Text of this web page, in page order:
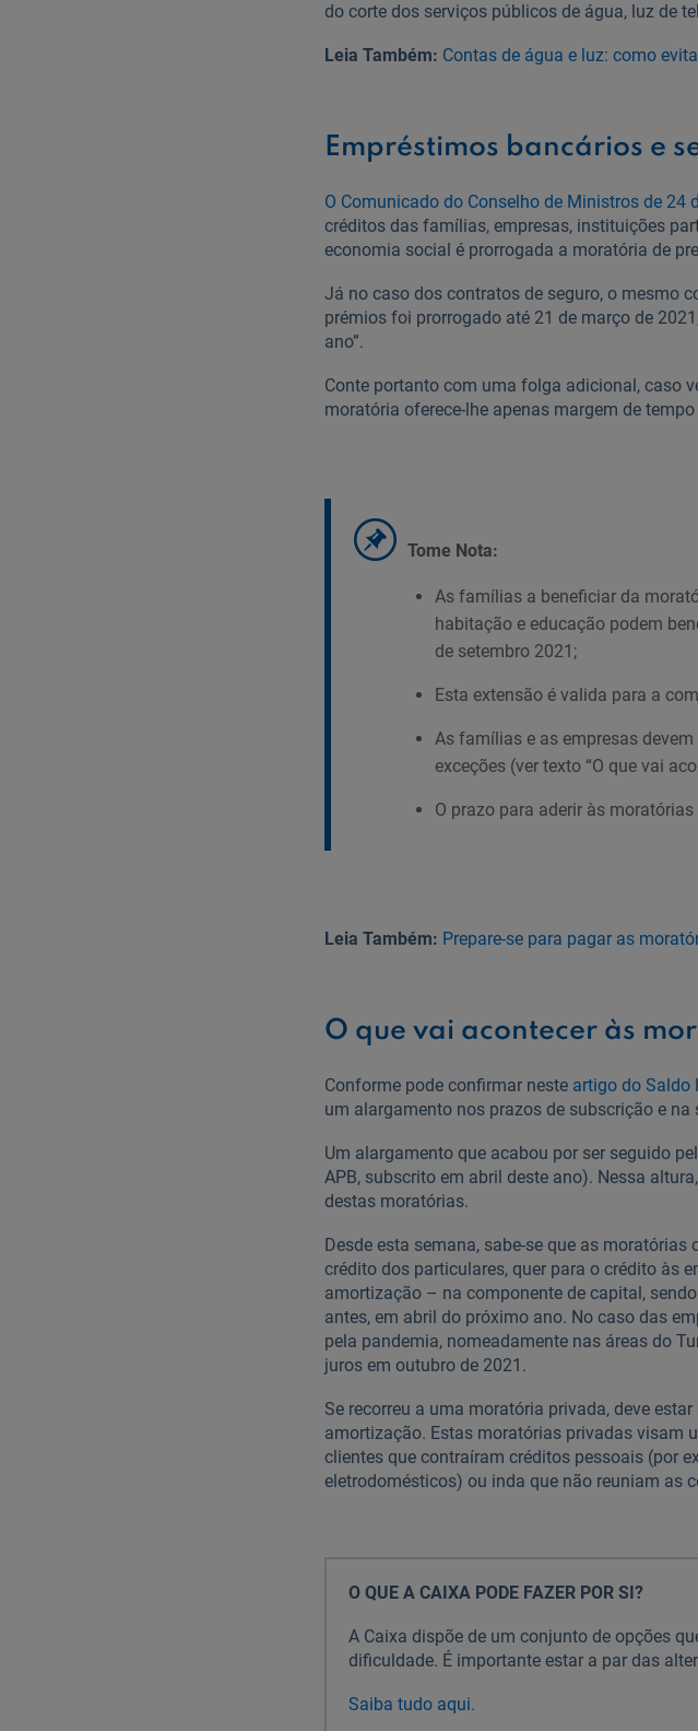
do corte dos serviços públicos de água, luz de
Leia Também: Contas de água e luz: como
Empréstimos bancários e
O Comunicado do Conselho de Ministros de 24
créditos das famílias, empresas, instituições
economia social é prorrogada a moratória de
Já no caso dos contratos de seguro, o mesmo
prémios foi prorrogado até 21 de março de
ano”.
Conte portanto com uma folga adicional, caso
moratória oferece-lhe apenas margem de
Tome Nota:
As famílias a beneficiar da
habitação e educação podem
de setembro 2021;
Esta extensão é valida para a
As famílias e as empresas
exceções (ver texto “O que vai
O prazo para aderir às
Leia Também: Prepare-se para pagar as
O que vai acontecer às
Conforme pode confirmar neste artigo do Saldo
um alargamento nos prazos de subscrição e na
Um alargamento que acabou por ser seguido
APB, subscrito em abril deste ano). Nessa
destas moratórias.
Desde esta semana, sabe-se que as
crédito dos particulares, quer para o crédito às
amortização – na componente de capital,
antes, em abril do próximo ano. No caso das
pela pandemia, nomeadamente nas áreas do
juros em outubro de 2021.
Se recorreu a uma moratória privada, deve
amortização. Estas moratórias privadas visam
clientes que contraíram créditos pessoais (por
eletrodomésticos) ou inda que não reuniam as
O QUE A CAIXA PODE FAZER POR SI?
A Caixa dispõe de um conjunto de opções
dificuldade. É importante estar a par das
Saiba tudo aqui.